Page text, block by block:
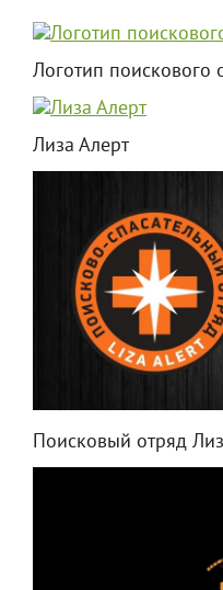
Логотип поискового
Лиза Алерт
Поисковый отряд